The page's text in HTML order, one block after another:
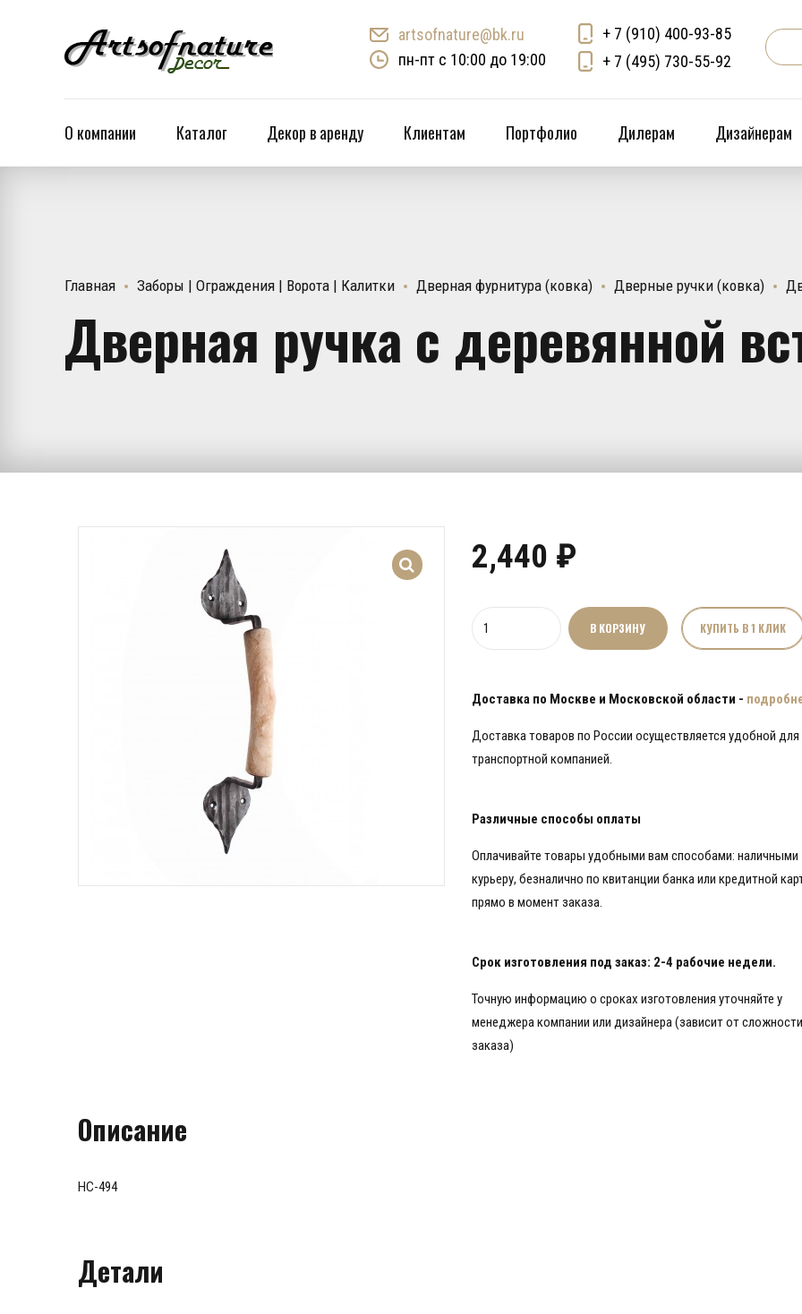
artsofnature@bk.ru
пн-пт с 10:00 до 19:00
+ 7 (910) 400-93-85
+ 7 (495) 730-55-92
О компании Каталог Декор в аренду Клиентам Портфолио Дилерам Дизайнерам
Главная Заборы | Ограждения | Ворота | Калитки Дверная фурнитура (ковка) Дверные ручки (ковка)
Дверная ручка с деревянной
2,440 ₽
с
деревянной
вставкой
В КОРЗИНУ КУПИТЬ В 1 КЛИК
Доставка по Москве и Московской области -
Доставка товаров по России осуществляется удобной для
транспортной компанией.
Различные способы оплаты
Оплачивайте товары удобными вам способами: наличными
курьеру, безналично по квитанции банка или кредитной
прямо в момент заказа.
Срок изготовления под заказ: 2-4 рабочие недели.
Точную информацию о сроках изготовления уточняйте у
менеджера компании или дизайнера (зависит от сложности
заказа)
Описание
HC-494
Детали